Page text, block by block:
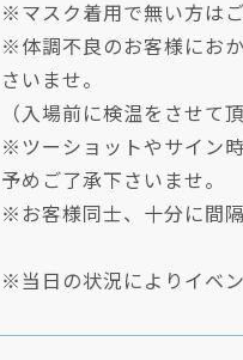
※マスク着用で無い方は
※体調不良のお客様にお
さいませ。
（入場前に検温をさせて
※ツーショットやサイン
予めご了承下さいませ。
※お客様同士、十分に間
※当日の状況によりイベ